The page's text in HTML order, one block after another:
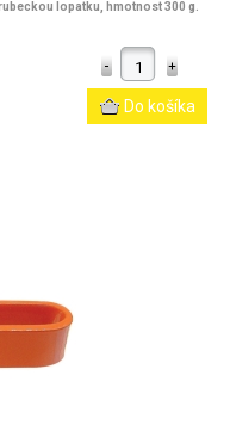
lopatku, hmotnost 300 g.